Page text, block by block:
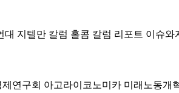
대 지텔만 칼럼 홀콤 칼럼 리포트 이슈와
제연구회 아고라이코노미카 미래노동개